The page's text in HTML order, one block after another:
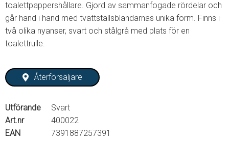
toalettpappershållare. Gjord av sammanfogade rördelar och
går hand i hand med tvättställsblandarnas unika form. Finns i
två olika nyanser, svart och stålgrå med plats för en
toalettrulle.
Återförsäljare
Utförande
Svart
Art.nr
400022
EAN
7391887257391